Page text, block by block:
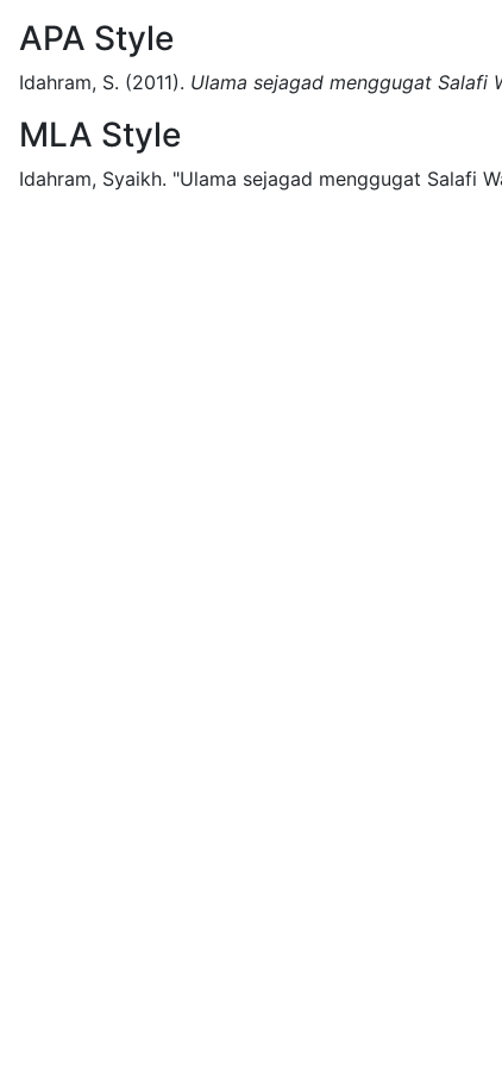
APA Style
Idahram, S. (2011). Ulama sejagad menggugat Salafi
MLA Style
Idahram, Syaikh. "Ulama sejagad menggugat Salafi